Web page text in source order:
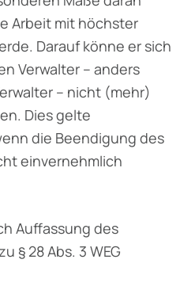
Arbeit mit höchster
Darauf könne er sich
Verwalter – anders
– nicht (mehr)
Dies gelte
die Beendigung des
einvernehmlich
Auffassung des
§ 28 Abs. 3 WEG